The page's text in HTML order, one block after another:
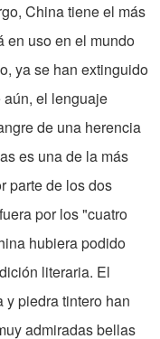
China tiene el más
en uso en el mundo
ya se han extinguido
aún, el lenguaje
de una herencia
es una de la más
parte de los dos
por los "cuatro
hubiera podido
literaria. El
y piedra tintero han
admiradas bellas